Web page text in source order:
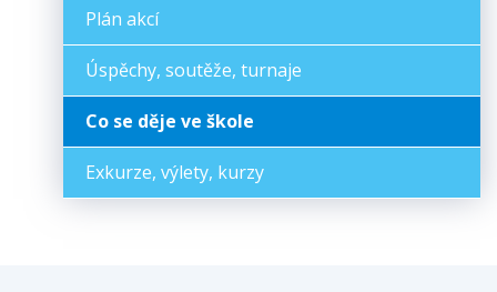
Plán akcí
Úspěchy, soutěže, turnaje
Co se děje ve škole
Exkurze, výlety, kurzy